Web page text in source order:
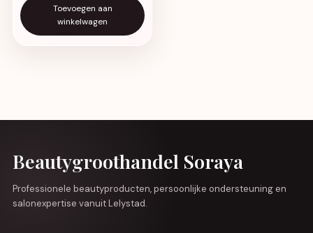
Toevoegen aan
winkelwagen
Beautygroothandel Soraya
Professionele beautyproducten, persoonlijke ondersteuning en
salonexpertise vanuit Lelystad.